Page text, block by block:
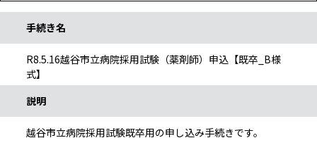
手続き名
R8.5.16越谷市立病院採用試験（薬剤師）申込【既卒_B様
式】
説明
越谷市立病院採用試験既卒用の申し込み手続きです。